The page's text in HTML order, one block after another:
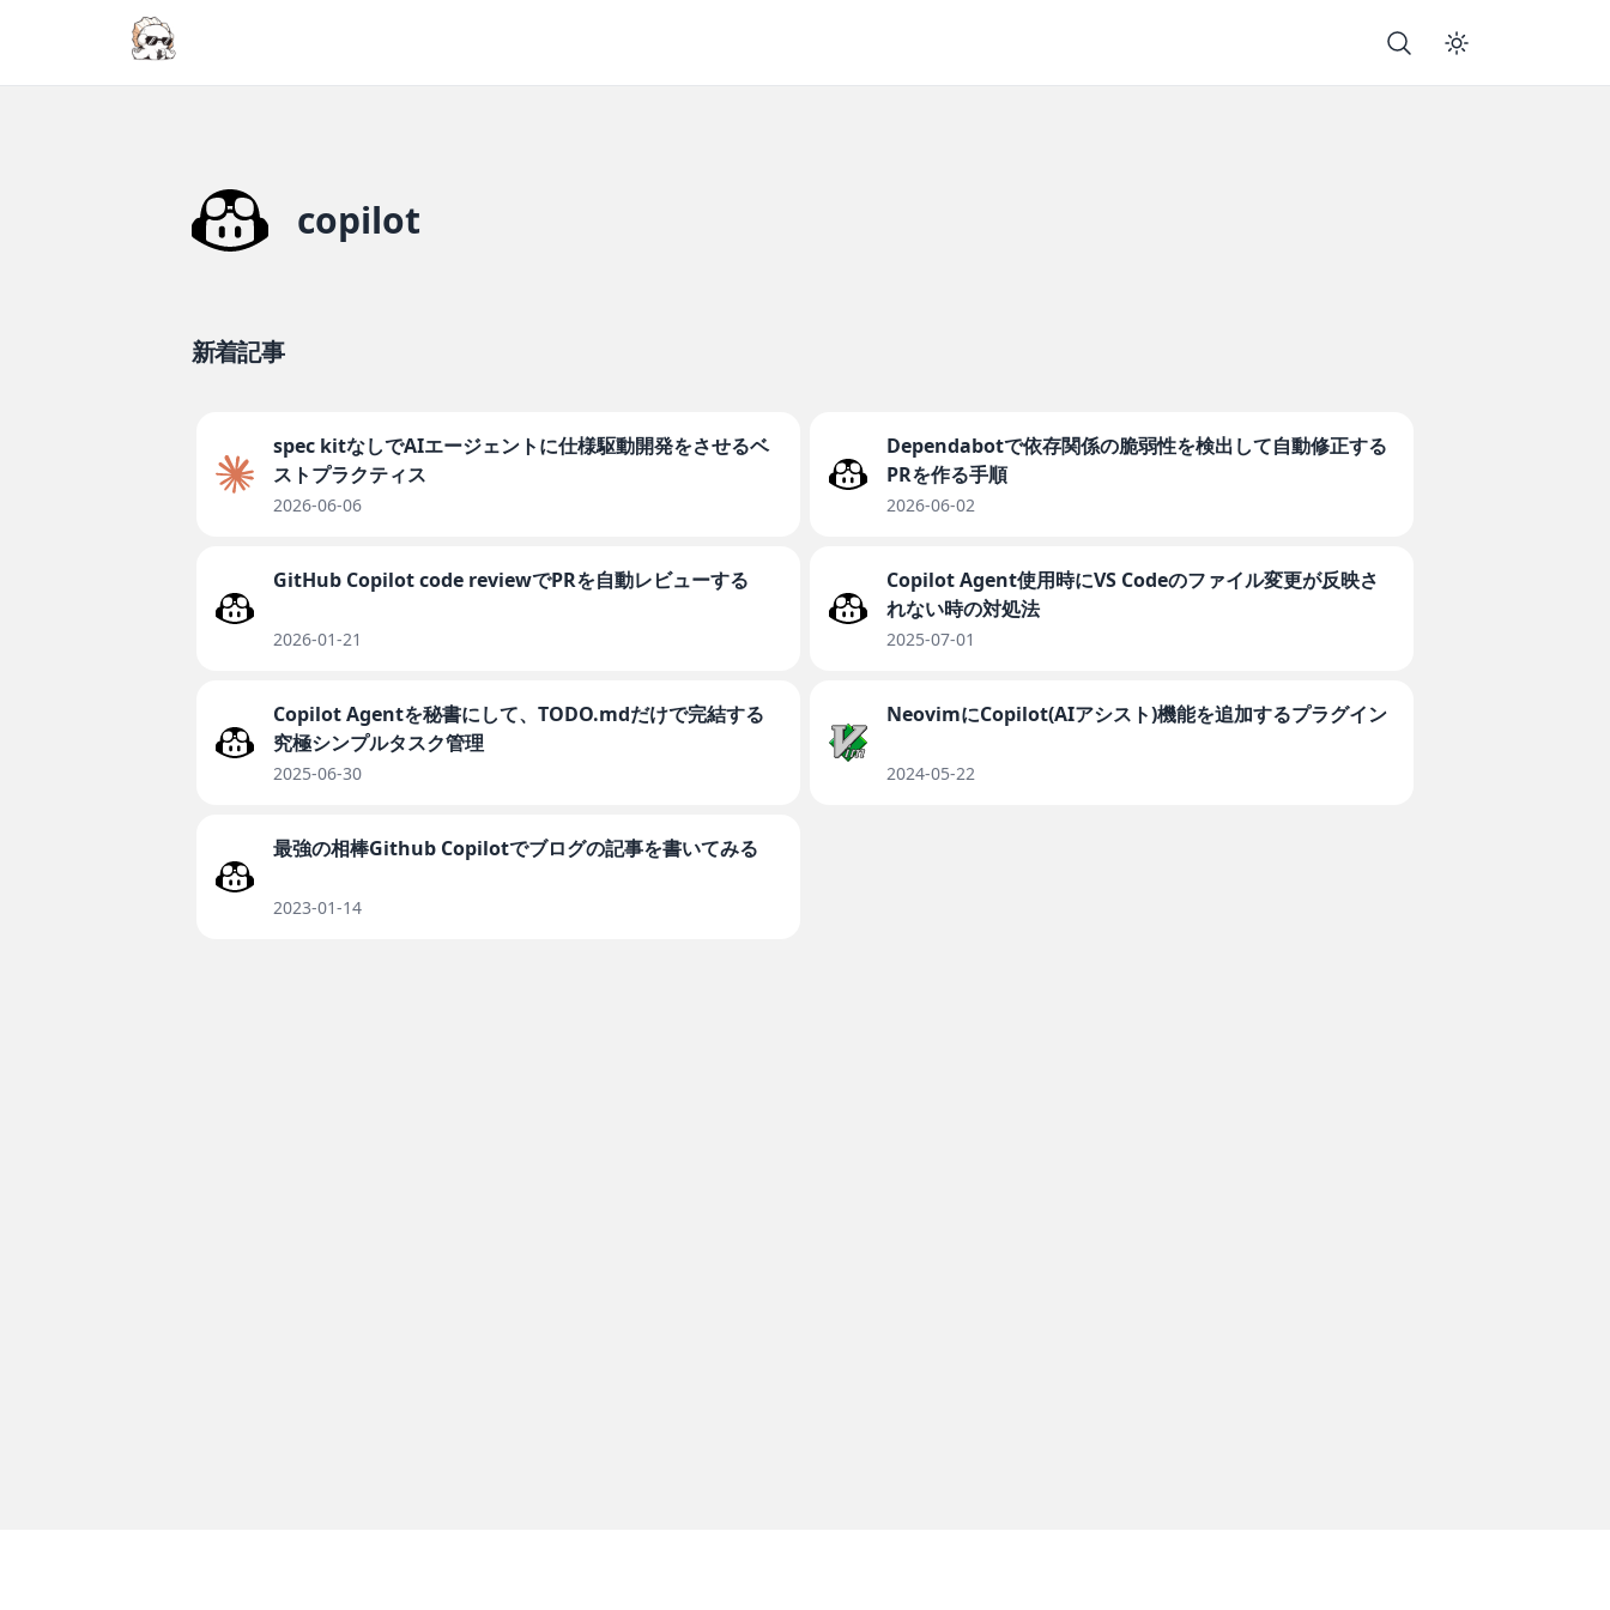
copilot
新着記事
spec kitなしでAIエージェントに仕様駆動開発をさせるベ
ストプラクティス
2026-06-06
Dependabotで依存関係の脆弱性を検出して自動修正する
PRを作る手順
2026-06-02
GitHub Copilot code reviewでPRを自動レビューする
2026-01-21
Copilot Agent使用時にVS Codeのファイル変更が反映さ
れない時の対処法
2025-07-01
Copilot Agentを秘書にして、TODO.mdだけで完結する
究極シンプルタスク管理
2025-06-30
NeovimにCopilot(AIアシスト)機能を追加するプラグイン
2024-05-22
最強の相棒Github Copilotでブログの記事を書いてみる
2023-01-14